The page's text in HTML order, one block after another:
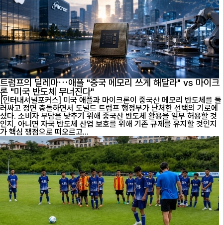
트럼프의 딜레마…애플 "중국 메모리 쓰게 해달라" vs 마이크
론 "미국 반도체 무너진다"
[인터내셔널포커스] 미국 애플과 마이크론이 중국산 메모리 반도체를 둘
러싸고 정면 충돌하면서 도널드 트럼프 행정부가 난처한 선택의 기로에
섰다. 소비자 부담을 낮추기 위해 중국산 반도체 활용을 일부 허용할 것
인지, 아니면 자국 반도체 산업 보호를 위해 기존 규제를 유지할 것인지
가 핵심 쟁점으로 떠오르고...